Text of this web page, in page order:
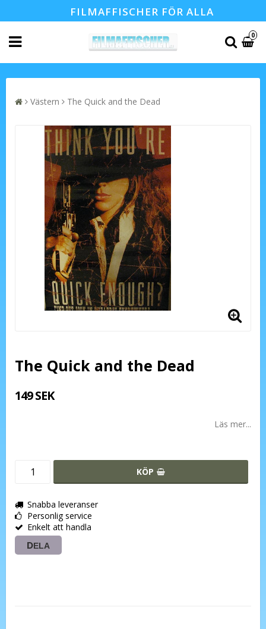
FILMAFFISCHER FÖR ALLA
0
Västern The Quick and the Dead
The Quick and the Dead
149 SEK
Läs mer...
KÖP
Snabba leveranser
Personlig service
Enkelt att handla
DELA